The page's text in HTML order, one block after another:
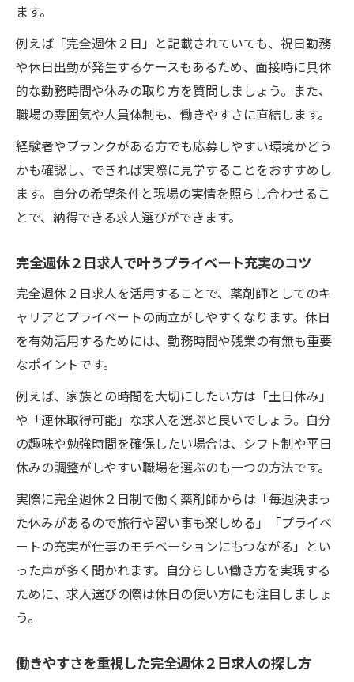
ます。
例えば「完全週休２日」と記載されていても、祝日勤務
や休日出勤が発生するケースもあるため、面接時に具体
的な勤務時間や休みの取り方を質問しましょう。また、
職場の雰囲気や人員体制も、働きやすさに直結します。
経験者やブランクがある方でも応募しやすい環境かどう
かも確認し、できれば実際に見学することをおすすめし
ます。自分の希望条件と現場の実情を照らし合わせるこ
とで、納得できる求人選びができます。
完全週休２日求人で叶うプライベート充実のコツ
完全週休２日求人を活用することで、薬剤師としてのキ
ャリアとプライベートの両立がしやすくなります。休日
を有効活用するためには、勤務時間や残業の有無も重要
なポイントです。
例えば、家族との時間を大切にしたい方は「土日休み」
や「連休取得可能」な求人を選ぶと良いでしょう。自分
の趣味や勉強時間を確保したい場合は、シフト制や平日
休みの調整がしやすい職場を選ぶのも一つの方法です。
実際に完全週休２日制で働く薬剤師からは「毎週決まっ
た休みがあるので旅行や習い事も楽しめる」「プライベ
ートの充実が仕事のモチベーションにもつながる」とい
った声が多く聞かれます。自分らしい働き方を実現する
ために、求人選びの際は休日の使い方にも注目しましょ
う。
働きやすさを重視した完全週休２日求人の探し方